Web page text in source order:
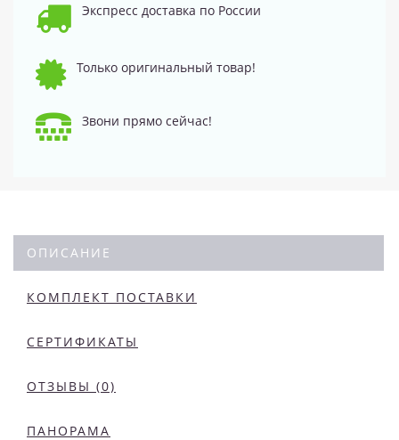
Экспресс доставка по России
Только оригинальный товар!
Звони прямо сейчас!
ОПИСАНИЕ
КОМПЛЕКТ ПОСТАВКИ
СЕРТИФИКАТЫ
ОТЗЫВЫ (0)
ПАНОРАМА